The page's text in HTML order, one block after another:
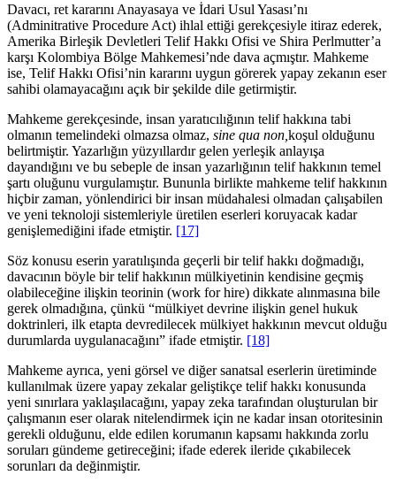
Davacı, ret kararını Anayasaya ve İdari Usul Yasası’nı
(Adminitrative Procedure Act) ihlal ettiği gerekçesiyle itiraz ederek,
Amerika Birleşik Devletleri Telif Hakkı Ofisi ve Shira Perlmutter’a
karşı Kolombiya Bölge Mahkemesi’nde dava açmıştır. Mahkeme
ise, Telif Hakkı Ofisi’nin kararını uygun görerek yapay zekanın eser
sahibi olamayacağını açık bir şekilde dile getirmiştir.
Mahkeme gerekçesinde, insan yaratıcılığının telif hakkına tabi
olmanın temelindeki olmazsa olmaz, sine qua non, koşul olduğunu
belirtmiştir. Yazarlığın yüzyıllardır gelen yerleşik anlayışa
dayandığını ve bu sebeple de insan yazarlığının telif hakkının temel
şartı oluğunu vurgulamıştır. Bununla birlikte mahkeme telif hakkının
hiçbir zaman, yönlendirici bir insan müdahalesi olmadan çalışabilen
ve yeni teknoloji sistemleriyle üretilen eserleri koruyacak kadar
genişlemediğini ifade etmiştir. [17]
Söz konusu eserin yaratılışında geçerli bir telif hakkı doğmadığı,
davacının böyle bir telif hakkının mülkiyetinin kendisine geçmiş
olabileceğine ilişkin teorinin (work for hire) dikkate alınmasına bile
gerek olmadığına, çünkü “mülkiyet devrine ilişkin genel hukuk
doktrinleri, ilk etapta devredilecek mülkiyet hakkının mevcut olduğu
durumlarda uygulanacağını” ifade etmiştir. [18]
Mahkeme ayrıca, yeni görsel ve diğer sanatsal eserlerin üretiminde
kullanılmak üzere yapay zekalar geliştikçe telif hakkı konusunda
yeni sınırlara yaklaşılacağını, yapay zeka tarafından oluşturulan bir
çalışmanın eser olarak nitelendirmek için ne kadar insan otoritesinin
gerekli olduğunu, elde edilen korumanın kapsamı hakkında zorlu
soruları gündeme getireceğini; ifade ederek ileride çıkabilecek
sorunları da değinmiştir.